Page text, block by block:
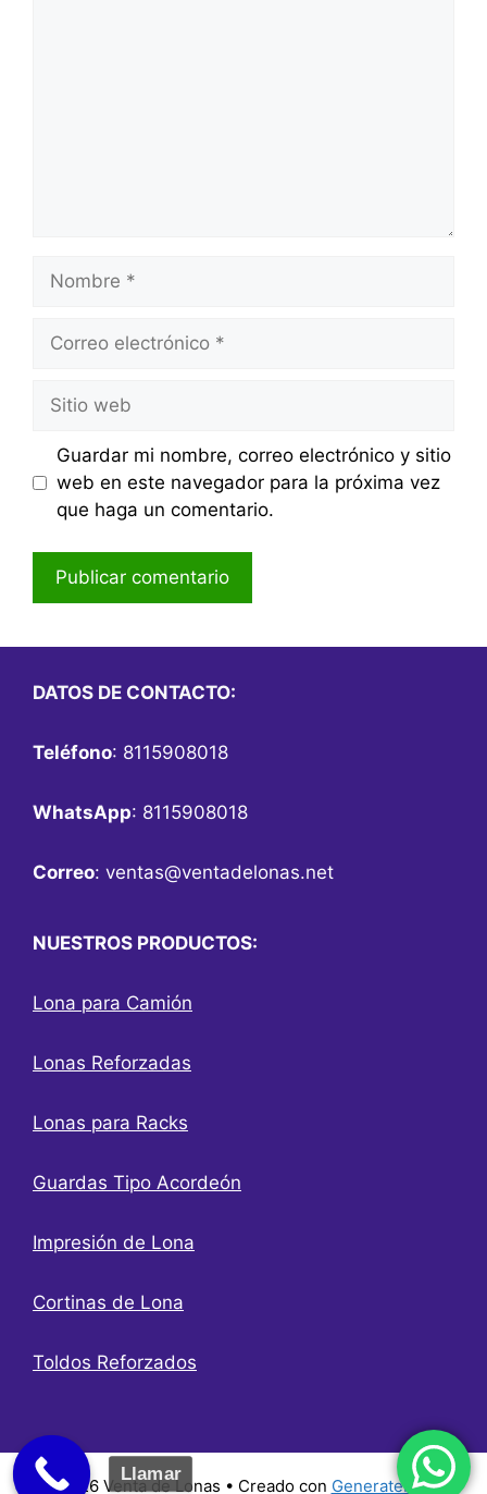
Nombre
Correo
Sitio
web
Guardar mi nombre, correo electrónico y sitio
web en este navegador para la próxima vez
que haga un comentario.
DATOS DE CONTACTO:
Teléfono: 8115908018
WhatsApp: 8115908018
Correo: ventas@ventadelonas.net
NUESTROS PRODUCTOS:
Lona para Camión
Lonas Reforzadas
Lonas para Racks
Guardas Tipo Acordeón
Impresión de Lona
Cortinas de Lona
Toldos Reforzados
© 2026 Venta de Lonas • Creado con GeneratePress
Llamar